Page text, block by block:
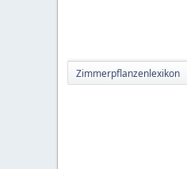
Zimmerpflanzenlexikon